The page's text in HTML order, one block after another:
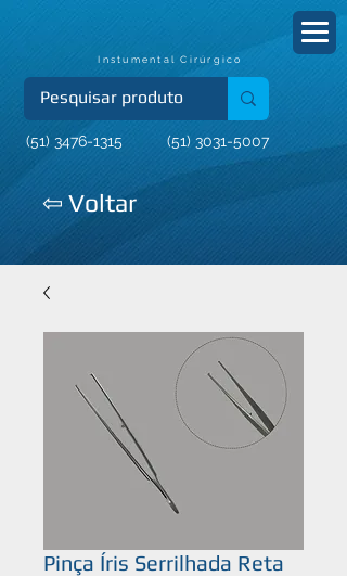
(51) 3031-5007
(51) 3476-1315
Instumental Cirúrgico
⇦ Voltar
Pinça Íris Serrilhada Reta